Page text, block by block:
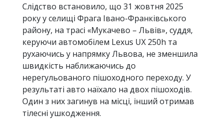
Слiдство встановило, що 31 жовтня 2025
року у селищi Фрага Iвано-Франкiвського
району, на трасi «Мукачево – Львiв», суддя,
керуючи автомобiлем Lexus UX 250h та
рухаючись у напрямку Львова, не зменшила
швидкiсть наближаючись до
нерегульованого пiшоходного переходу. У
результатi авто наїхало на двох пiшоходiв.
Один з них загинув на мiсцi, iнший отримав
тiлеснi ушкодження.